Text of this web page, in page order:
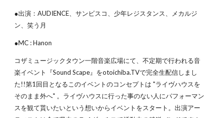
●出演：AUDIENCE、サンビスコ、少年レジスタンス、メカルジ
ン、笑う月
●MC : Hanon
コザミュージックタウン一階音楽広場にて、不定期で行われる音
楽イベント『Sound Scape』をotoichiba.TVで完全生配信しまし
た!!第1回目となるこのイベントのコンセプトは "ライヴハウスを
そのまま外へ" 。ライヴハウスに行った事のない人にパフォーマン
スを観て貰いたいという想いからイベントをスタート。出演アー